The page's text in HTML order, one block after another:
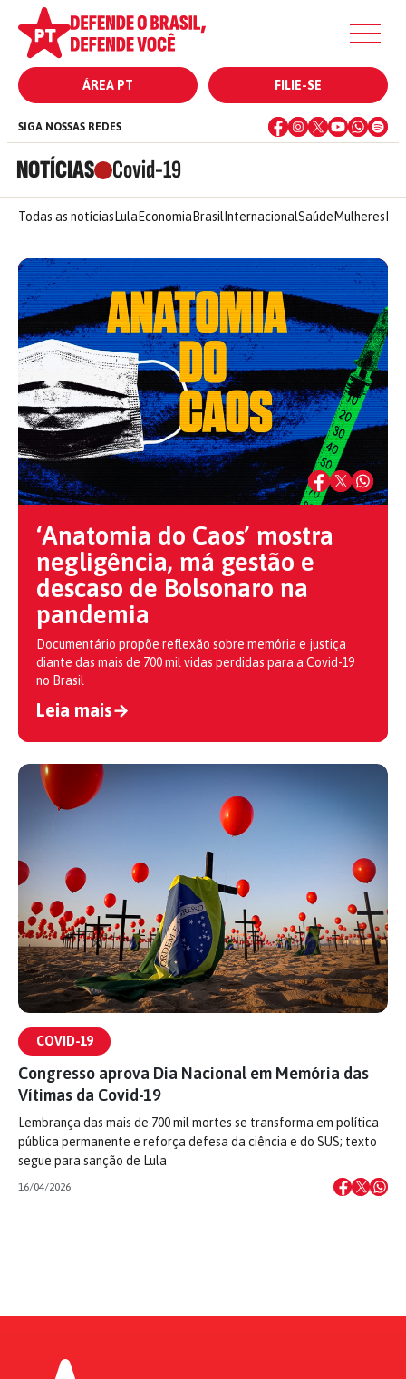
ÁREA PT FILIE-SE
NOTÍCIAS Covid-19
SIGA NOSSAS REDES
Todas as notícias Lula Economia Brasil InternacionalSaúde Mulheres
‘Anatomia do Caos’ mostra
negligência, má gestão e
descaso de Bolsonaro na
pandemia
Documentário propõe reflexão sobre memória e justiça
diante das mais de 700 mil vidas perdidas para a Covid-19
no Brasil
Leia mais→
COVID-19
Congresso aprova Dia Nacional em Memória das
Vítimas da Covid-19
Lembrança das mais de 700 mil mortes se transforma em política
pública permanente e reforça defesa da ciência e do SUS; texto
segue para sanção de Lula
16/04/2026